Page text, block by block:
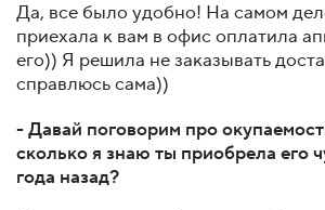
Да, все было удобно! На самом
приехала к вам в офис оплатила
его)) Я решила не заказывать
справлюсь сама))
- Давай поговорим про
сколько я знаю ты приобрела его
года назад?